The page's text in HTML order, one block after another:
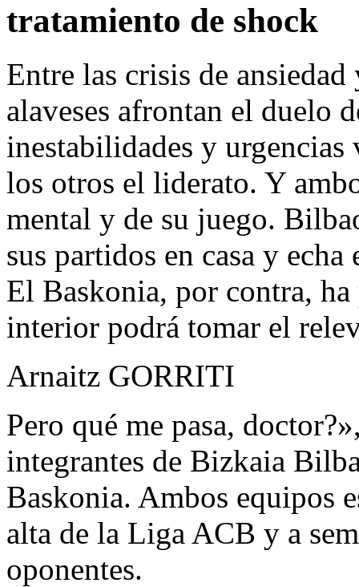
tratamiento de shock
Entre las crisis de
alaveses afrontan el duelo
inestabilidades y
los otros el liderato. Y
mental y de su juego.
sus partidos en casa y
El Baskonia, por contra,
interior podrá tomar el
Arnaitz GORRITI
Pero qué me pasa,
integrantes de Bizkaia
Baskonia. Ambos equipos
alta de la Liga ACB y a
oponentes.